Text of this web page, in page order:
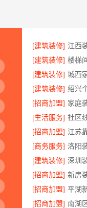
[建筑装修]
[建筑装修]
[建筑装修]
[建筑装修]
[招商加盟]
[生活服务]
[招商加盟]
[商务服务]
[建筑装修]
[招商加盟]
[招商加盟]
[招商加盟]